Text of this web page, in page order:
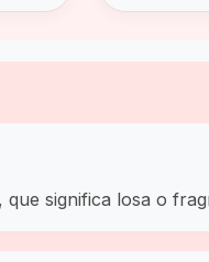
significa losa o